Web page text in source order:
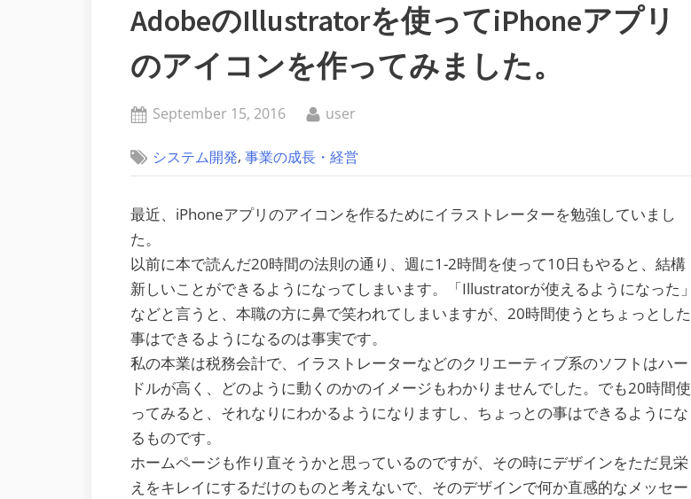
AdobeのIllustratorを使ってiPhoneアプリ
のアイコンを作ってみました。
Posted
September 15, 2016 By
user
システム開発,事業の成長・経営
最近、iPhoneアプリのアイコンを作るためにイラストレーターを勉強していまし
た。
以前に本で読んだ20時間の法則の通り、週に1-2時間を使って10日もやると、結構
新しいことができるようになってしまいます。「Illustratorが使えるようになった」
などと言うと、本職の方に鼻で笑われてしまいますが、20時間使うとちょっとした
事はできるようになるのは事実です。
私の本業は税務会計で、イラストレーターなどのクリエーティブ系のソフトはハー
ドルが高く、どのように動くのかのイメージもわかりませんでした。でも20時間使
ってみると、それなりにわかるようになりますし、ちょっとの事はできるようにな
るものです。
ホームページも作り直そうかと思っているのですが、その時にデザインをただ見栄
えをキレイにするだけのものと考えないで、そのデザインで何か直感的なメッセー